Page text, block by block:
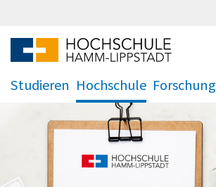
Studieren Hochschule
.
Forschung